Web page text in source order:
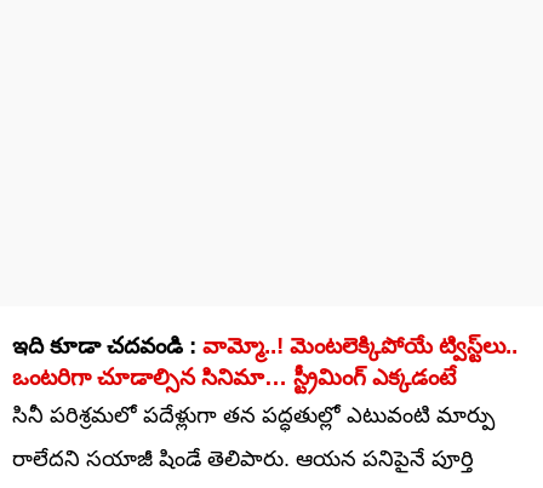
ఇది కూడా చదవండి : వామ్మో..! మెంటలెక్కిపోయే ట్విస్ట్‌లు..
ఒంటరిగా చూడాల్సిన సినిమా… స్ట్రీమింగ్ ఎక్కడంటే
సినీ పరిశ్రమలో పదేళ్లుగా తన పద్ధతుల్లో ఎటువంటి మార్పు
రాలేదని సయాజీ షిండే తెలిపారు. ఆయన పనిపైనే పూర్తి